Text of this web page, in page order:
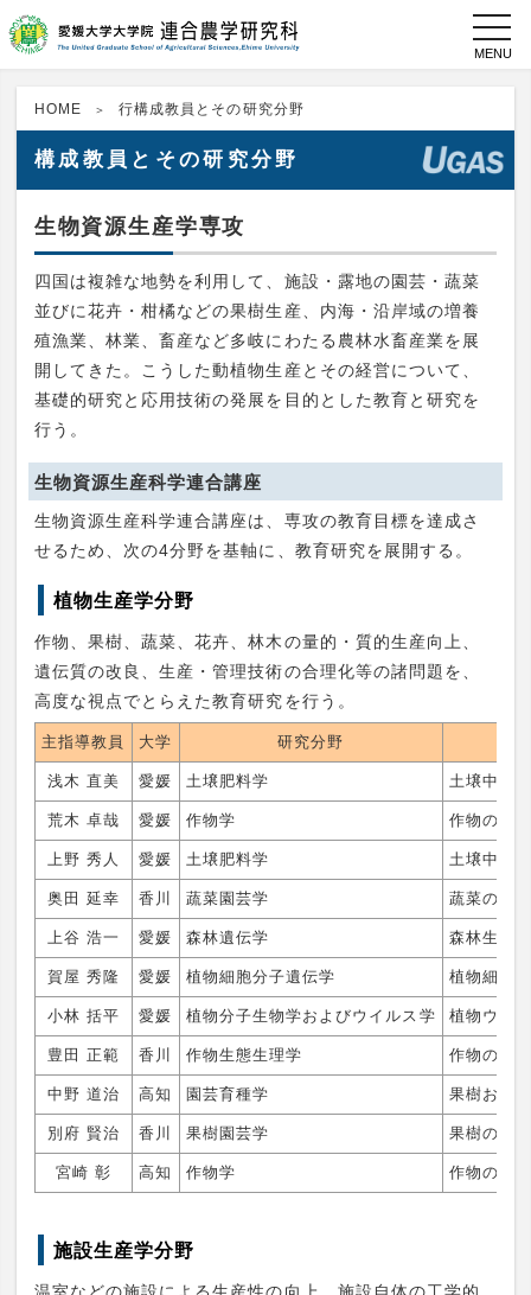
HOME 行構成教員とその研究分野
構成教員とその研究分野
生物資源生産学専攻
四国は複雑な地勢を利用して、施設・露地の園芸・蔬菜
並びに花卉・柑橘などの果樹生産、内海・沿岸域の増養
殖漁業、林業、畜産など多岐にわたる農林水畜産業を展
開してきた。こうした動植物生産とその経営について、
基礎的研究と応用技術の発展を目的とした教育と研究を
行う。
生物資源生産科学連合講座
生物資源生産科学連合講座は、専攻の教育目標を達成さ
せるため、次の4分野を基軸に、教育研究を展開する。
植物生産学分野
作物、果樹、蔬菜、花卉、林木の量的・質的生産向上、
遺伝質の改良、生産・管理技術の合理化等の諸問題を、
高度な視点でとらえた教育研究を行う。
主指導教員 大学 研究分野
浅木 直美 愛媛 土壌肥料学 土壌中の
荒木 卓哉 愛媛 作物学 作物の乾
上野 秀人 愛媛 土壌肥料学 土壌中の
奥田 延幸 香川 蔬菜園芸学 蔬菜の発
上谷 浩一 愛媛 森林遺伝学 森林生物
賀屋 秀隆 愛媛 植物細胞分子遺伝学 植物細胞
小林 括平 愛媛 植物分子生物学およびウイルス学 植物ウイ
豊田 正範 香川 作物生態生理学 作物の収
中野 道治 高知 園芸育種学 果樹およ
別府 賢治 香川 果樹園芸学 果樹の結
宮崎 彰 高知 作物学 作物の収
施設生産学分野